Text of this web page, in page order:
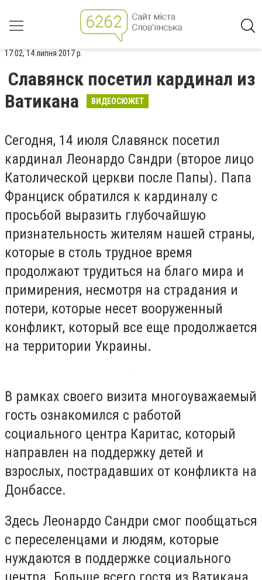
17:02, 14 липня 2017 р.
Славянск посетил кардинал из
Ватикана
ВИДЕОСЮЖЕТ
Сегодня, 14 июля Славянск посетил
кардинал Леонардо Сандри (второе лицо
Католической церкви после Папы). Папа
Франциск обратился к кардиналу с
просьбой выразить глубочайшую
признательность жителям нашей страны,
которые в столь трудное время
продолжают трудиться на благо мира и
примирения, несмотря на страдания и
потери, которые несет вооруженный
конфликт, который все еще продолжается
на территории Украины.
В рамках своего визита многоуважаемый
гость ознакомился с работой
социального центра Каритас, который
направлен на поддержку детей и
взрослых, пострадавших от конфликта на
Донбассе.
Здесь Леонардо Сандри смог пообщаться
с переселенцами и людям, которые
нуждаются в поддержке социального